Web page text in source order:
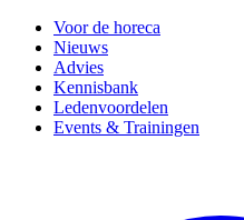
Voor de horeca
Nieuws
Advies
Kennisbank
Ledenvoordelen
Events & Trainingen